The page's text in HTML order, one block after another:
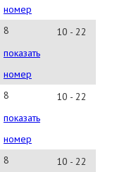
01-
57-
30
номер
8
(3519)
44-
00-
28
показать
номер
10 - 22
8
(3519)
44-
00-
показать
номер
10 - 22
8
10 - 22